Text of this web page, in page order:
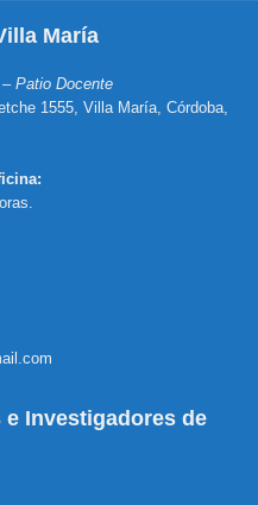
María
– Patio Docente
1555, Villa María, Córdoba,
Investigadores de